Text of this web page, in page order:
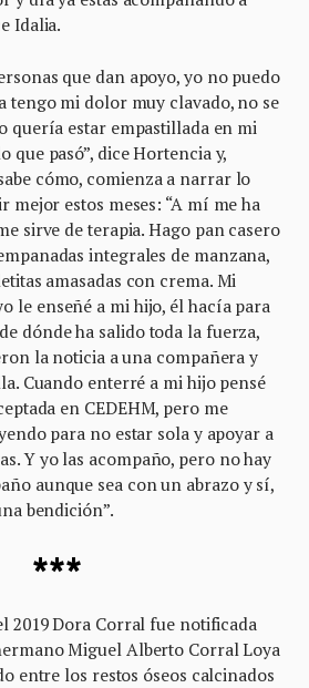
Idalia.
que dan apoyo, yo no puedo
tengo mi dolor muy clavado, no se
quería estar empastillada en mi
que pasó”, dice Hortencia y,
cómo, comienza a narrar lo
mejor estos meses: “A mí me ha
sirve de terapia. Hago pan casero
integrales de manzana,
amasadas con crema. Mi
le enseñé a mi hijo, él hacía para
dónde ha salido toda la fuerza,
la noticia a una compañera y
Cuando enterré a mi hijo pensé
en CEDEHM, pero me
para no estar sola y apoyar a
Y yo las acompaño, pero no hay
aunque sea con un abrazo y sí,
bendición”.
***
2019 Dora Corral fue notificada
Miguel Alberto Corral Loya
entre los restos óseos calcinados